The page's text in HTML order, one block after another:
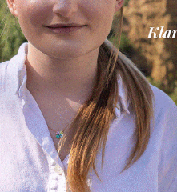
Articolo precedente
Riorganizzazione del Cup: a
Montevarchi nuovi orari al distretto.
Alla Gruccia soltanto per le
prescrizioni degli specialisti
Ultime Notizie